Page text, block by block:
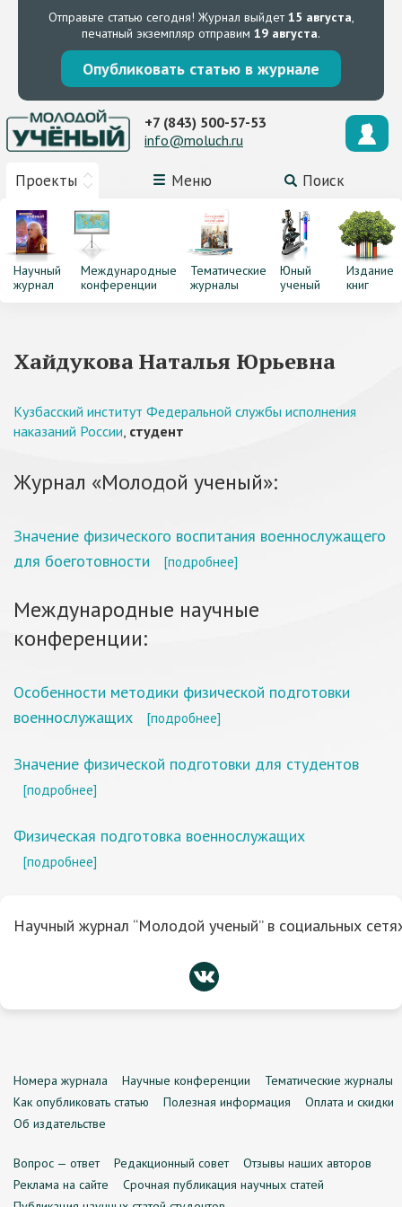
Отправьте статью сегодня! Журнал выйдет15 августа,
печатный экземпляр отправим 19 августа.
Опубликовать статью в журнале
Проекты Меню Поиск
+7 (843) 500-57-53
info@moluch.ru
Научный
журнал
Международные
конференции
Тематические
журналы
Юный
ученый
Издание
книг
Хайдукова Наталья Юрьевна
Кузбасский институт Федеральной службы исполнения
наказаний России, студент
Журнал «Молодой ученый»:
Значение физического воспитания военнослужащего
для боеготовности
[подробнее]
Международные научные
конференции:
Особенности методики физической подготовки
военнослужащих
[подробнее]
Значение физической подготовки для студентов
[подробнее]
Физическая подготовка военнослужащих
[подробнее]
Научный журнал “Молодой ученый” в социальных
Номера журнала Научные конференции
Тематические журналы
Как опубликовать статью
Полезная информация
Оплата и скидки
Об издательстве
Вопрос — ответ Редакционный совет
Отзывы наших авторов
Реклама на сайте
Срочная публикация научных статей